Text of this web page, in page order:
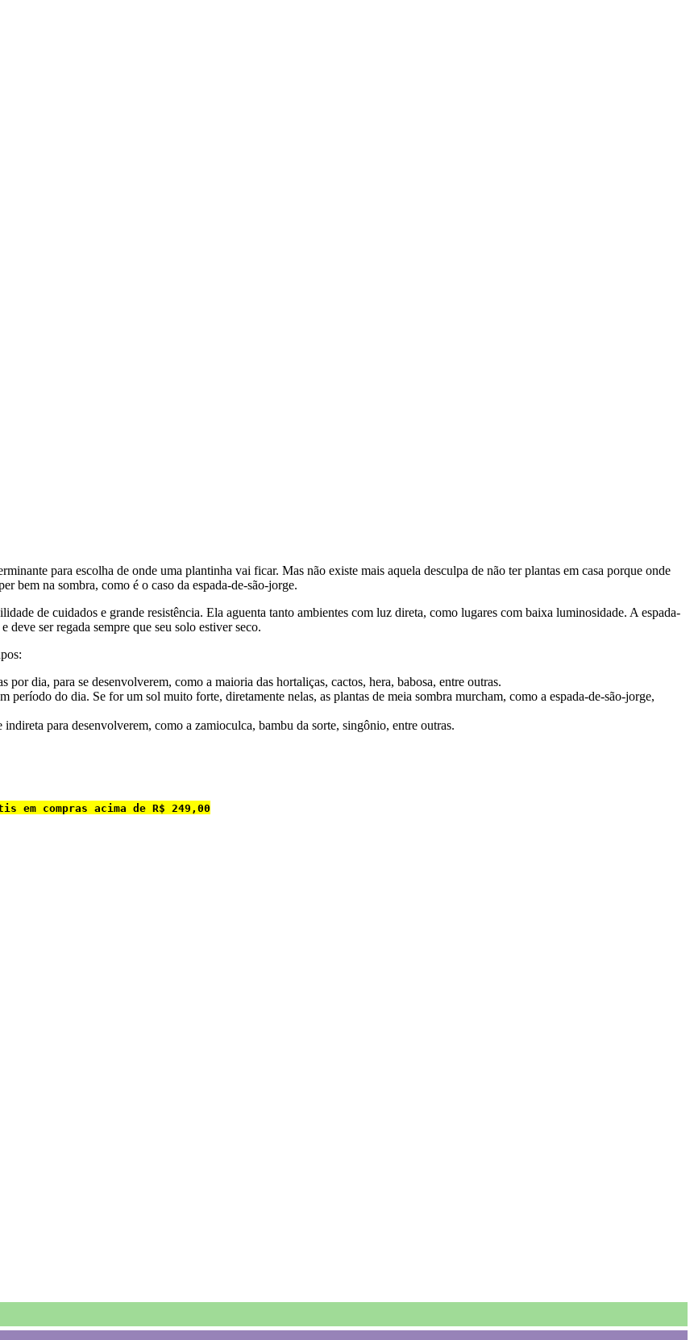
para escolha de onde uma plantinha vai ficar. Mas não existe mais aquela desculpa de não ter plantas em casa porque onde
bem na sombra, como é o caso da espada-de-são-jorge.
de cuidados e grande resistência. Ela aguenta tanto ambientes com luz direta, como lugares com baixa luminosidade. A espada-
ser regada sempre que seu solo estiver seco.
dia, para se desenvolverem, como a maioria das hortaliças, cactos, hera, babosa, entre outras.
período do dia. Se for um sol muito forte, diretamente nelas, as plantas de meia sombra murcham, como a espada-de-são-jorge,
para desenvolverem, como a zamioculca, bambu da sorte, singônio, entre outras.
compras acima de R$ 249,00